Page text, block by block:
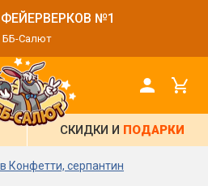
№1
ББ-Салют
СКИДКИ И ПОДАРКИ
Конфетти, серпантин